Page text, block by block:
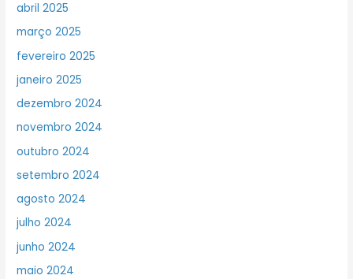
abril 2025
março 2025
fevereiro 2025
janeiro 2025
dezembro 2024
novembro 2024
outubro 2024
setembro 2024
agosto 2024
julho 2024
junho 2024
maio 2024